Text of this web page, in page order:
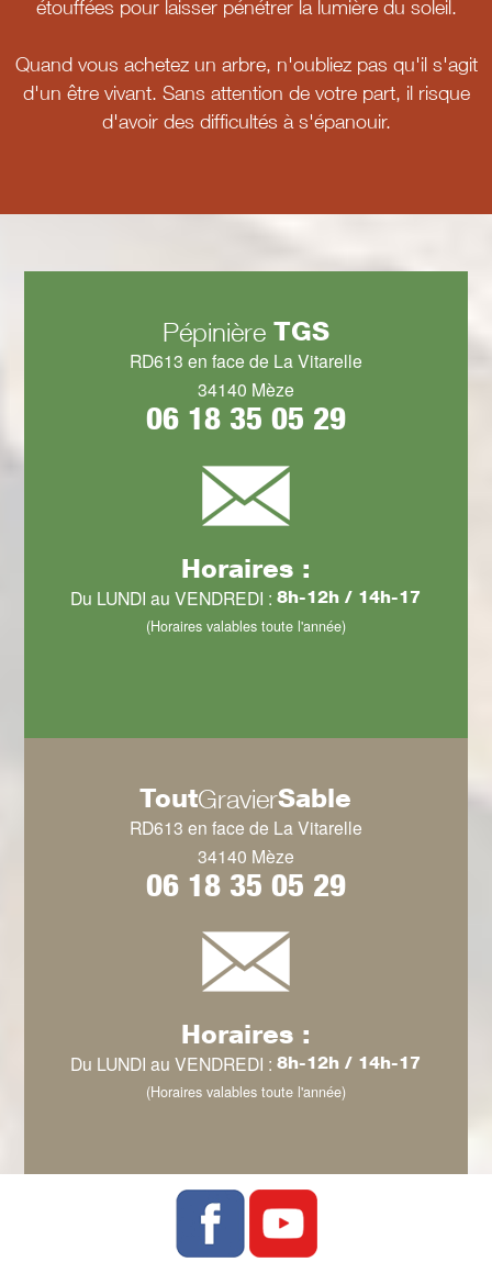
étouffées pour laisser pénétrer la lumière du soleil.
Quand vous achetez un arbre, n'oubliez pas qu'il s'agit
d'un être vivant. Sans attention de votre part, il risque
d'avoir des difficultés à s'épanouir.
Pépinière TGS
RD613 en face de La Vitarelle
34140 Mèze
06 18 35 05 29
Horaires :
Du LUNDI au VENDREDI :8h-12h / 14h-17
(Horaires valables toute l'année)
ToutGravierSable
RD613 en face de La Vitarelle
34140 Mèze
06 18 35 05 29
Horaires :
Du LUNDI au VENDREDI :8h-12h / 14h-17
(Horaires valables toute l'année)